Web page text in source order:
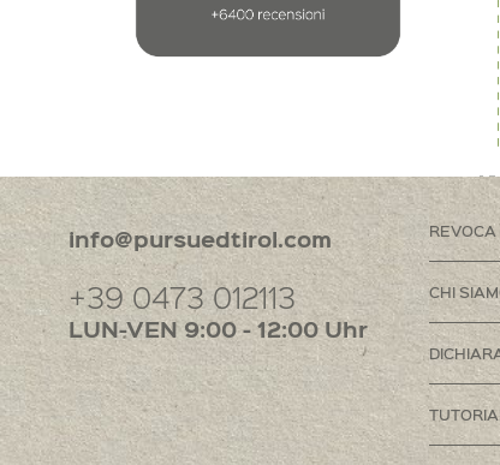
info@pursuedtirol.com
+39 0473 012113
LUN-VEN 9:00 - 12:00 Uhr
CHI